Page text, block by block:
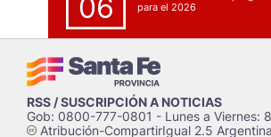
06
para el 2026
RSS / SUSCRIPCIÓN A NOTICIAS
Gob: 0800-777-0801 - Lunes a Viernes:
cAtribución-CompartirIgual 2.5 Argentina